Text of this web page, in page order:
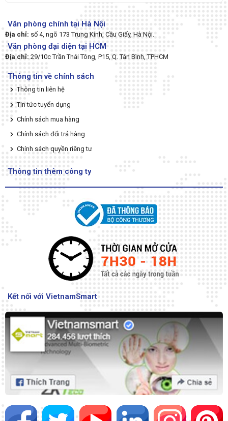
Văn phòng chính tại Hà Nội
Địa chỉ: số 4, ngõ 173 Trung Kính, Cầu Giấy, Hà Nội.
Văn phòng đại diện tại HCM
Địa chỉ: 29/10c Trần Thái Tông, P15, Q. Tân Bình, TPHCM
Thông tin về chính sách
Thông tin liên hệ
Tin tức tuyển dụng
Chính sách mua hàng
Chính sách đổi trả hàng
Chính sách quyền riêng tư
Thông tin thêm công ty
Kết nối với VietnamSmart